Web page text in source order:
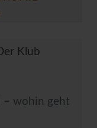
Der Klub
– wohin geht